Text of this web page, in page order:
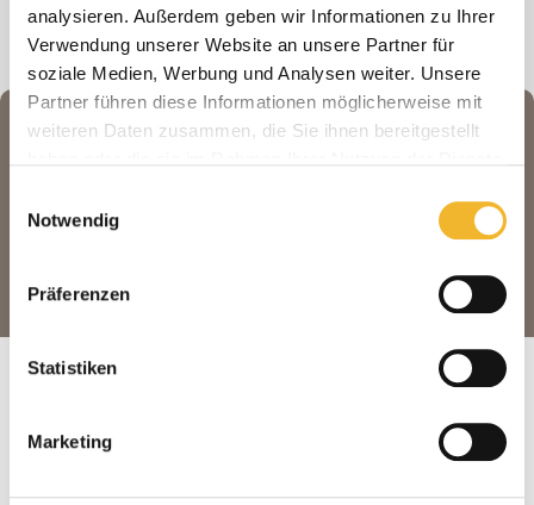
analysieren. Außerdem geben wir Informationen zu Ihrer
Verwendung unserer Website an unsere Partner für
soziale Medien, Werbung und Analysen weiter. Unsere
Partner führen diese Informationen möglicherweise mit
weiteren Daten zusammen, die Sie ihnen bereitgestellt
Notwendig
Präferenzen
Statistiken
Marketing
Home